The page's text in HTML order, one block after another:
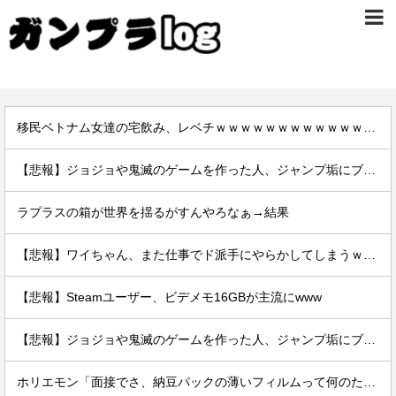
ラプラスの箱が世界を揺るがすんやろなぁ→結果
【悲報】Steamユーザー、ビデメモ16GBが主流にwww